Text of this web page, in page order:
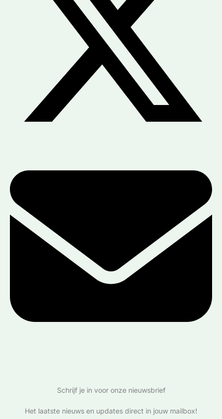
Schrijf je in voor onze nieuwsbrief
Het laatste nieuws en updates direct in jouw mailbox!